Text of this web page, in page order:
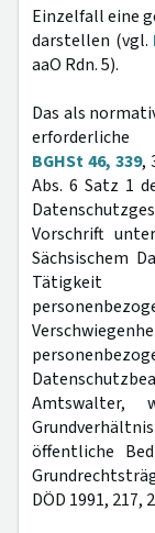
Einzelfall eine
darstellen (vgl.
aaO Rdn. 5).
Das als
erforderliche
BGHSt 46, 339,
Abs. 6 Satz 1
Vorschrift
Sächsischem
Tätigkeit
Amtswalter,
öffentliche
DÖD 1991, 217,